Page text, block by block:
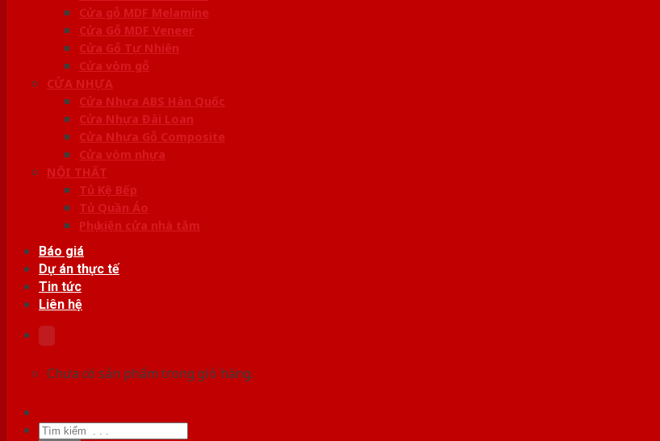
Cửa gỗ MDF Melamine
Cửa Gỗ MDF Veneer
Cửa Gỗ Tự Nhiên
Cửa vòm gỗ
CỬA NHỰA
Cửa Nhựa ABS Hàn Quốc
Cửa Nhựa Đài Loan
Cửa Nhựa Gỗ Composite
Cửa vòm nhựa
NỘI THẤT
Tủ Kệ Bếp
Tủ Quần Áo
Phụ kiện cửa nhà tắm
Báo giá
Dự án thực tế
Tin tức
Liên hệ
Chưa có sản phẩm trong giỏ hàng.
Tìm